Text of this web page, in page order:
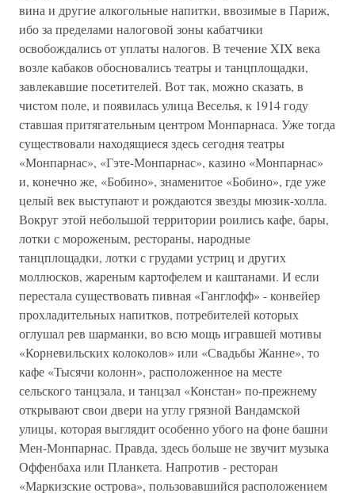
вина и другие алкогольные напитки, ввозимые в Париж,
ибо за пределами налоговой зоны кабатчики
освобождались от уплаты налогов. В течение XIX века
возле кабаков обосновались театры и танцплощадки,
завлекавшие посетителей. Вот так, можно сказать, в
чистом поле, и появилась улица Веселья, к 1914 году
ставшая притягательным центром Монпарнаса. Уже тогда
существовали находящиеся здесь сегодня театры
«Монпарнас», «Гэте-Монпарнас», казино «Монпарнас»
и, конечно же, «Бобино», знаменитое «Бобино», где уже
целый век выступают и рождаются звезды мюзик-холла.
Вокруг этой небольшой территории роились кафе, бары,
лотки с мороженым, рестораны, народные
танцплощадки, лотки с грудами устриц и других
моллюсков, жареным картофелем и каштанами. И если
перестала существовать пивная «Ганглофф» - конвейер
прохладительных напитков, потребителей которых
оглушал рев шарманки, во всю мощь игравшей мотивы
«Корневильских колоколов» или «Свадьбы Жанне», то
кафе «Тысячи колонн», расположенное на месте
сельского танцзала, и танцзал «Констан» по-прежнему
открывают свои двери на углу грязной Вандамской
улицы, которая выглядит особенно убого на фоне башни
Мен-Монпарнас. Правда, здесь больше не звучит музыка
Оффенбаха или Планкета. Напротив - ресторан
«Маркизские острова», пользовавшийся расположением